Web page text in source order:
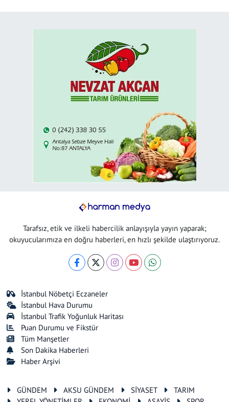
Tarafsız, etik ve ilkeli habercilik anlayışıyla yayın yaparak;
okuyucularımıza en doğru haberleri, en hızlı şekilde ulaştırıyoruz.
İstanbul Nöbetçi Eczaneler
İstanbul Hava Durumu
İstanbul Trafik Yoğunluk Haritası
Puan Durumu ve Fikstür
Tüm Manşetler
Son Dakika Haberleri
Haber Arşivi
GÜNDEM AKSU GÜNDEM SİYASET
TARIM